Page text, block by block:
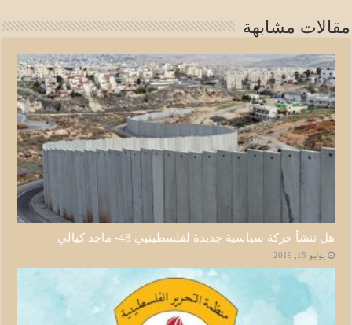
مقالات مشابهة
هل تنشأ حركة سياسية جديدة لفلسطينيي 48- ماجد كيالي
يوليو 15, 2019